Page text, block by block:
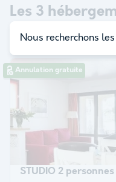
Les 3
à votre
Annulation gratuite
STUDIO 2 personnes
Nous recherchons